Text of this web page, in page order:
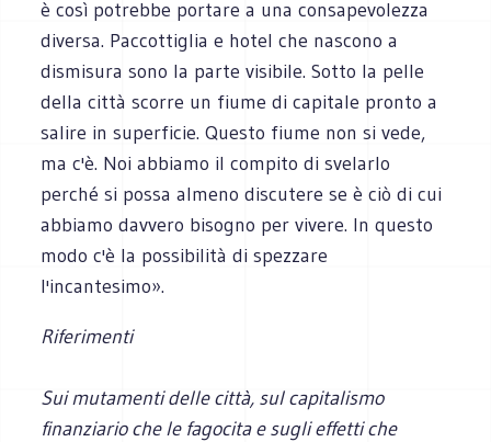
è così potrebbe portare a una consapevolezza
diversa. Paccottiglia e hotel che nascono a
dismisura sono la parte visibile. Sotto la pelle
della città scorre un fiume di capitale pronto a
salire in superficie. Questo fiume non si vede,
ma c'è. Noi abbiamo il compito di svelarlo
perché si possa almeno discutere se è ciò di cui
abbiamo davvero bisogno per vivere. In questo
modo c'è la possibilità di spezzare
l'incantesimo».
Riferimenti
Sui mutamenti delle città, sul capitalismo
finanziario che le fagocita e sugli effetti che